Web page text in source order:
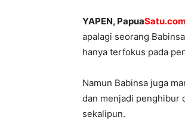
YAPEN, PapuaSatu.com
apalagi seorang
hanya terfokus pada
Namun Babinsa juga
dan menjadi penghibur
sekalipun.